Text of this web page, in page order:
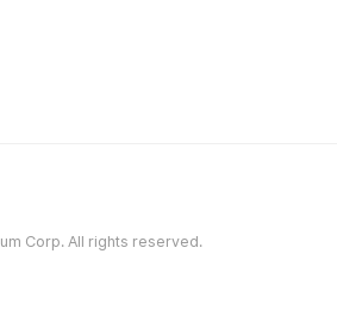
Corp. All rights reserved.